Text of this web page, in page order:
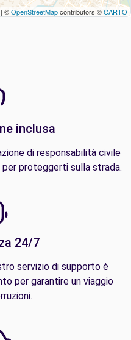
| ©OpenStreetMapcontributors ©CARTO
inclusa
di responsabilità civile
proteggerti sulla strada.
24/7
servizio di supporto è
per garantire un viaggio